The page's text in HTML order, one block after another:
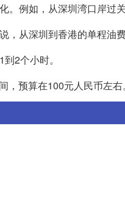
例如，从深圳湾口岸过
从深圳到香港的单程油
2个小时。
预算在100元人民币左右。